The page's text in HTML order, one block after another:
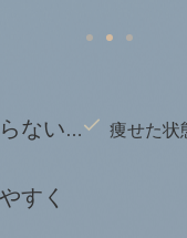
ない… 痩せた状
すく